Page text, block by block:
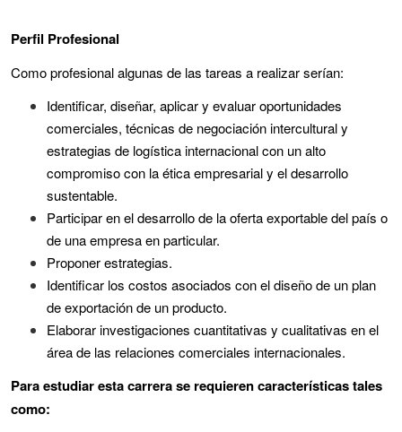
Perfil Profesional
Como profesional algunas de las tareas a realizar serían:
Identificar, diseñar, aplicar y evaluar oportunidades
comerciales, técnicas de negociación intercultural y
estrategias de logística internacional con un alto
compromiso con la ética empresarial y el desarrollo
sustentable.
Participar en el desarrollo de la oferta exportable del país o
de una empresa en particular.
Proponer estrategias.
Identificar los costos asociados con el diseño de un plan
de exportación de un producto.
Elaborar investigaciones cuantitativas y cualitativas en el
área de las relaciones comerciales internacionales.
Para estudiar esta carrera se requieren características tales
como: